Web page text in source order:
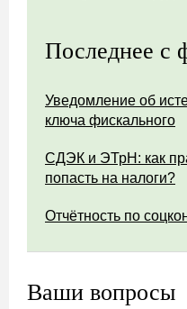
Последнее с
Уведомление об
ключа фискального
СДЭК и ЭТрН: как
попасть на налоги?
Отчётность по
Ваши вопросы